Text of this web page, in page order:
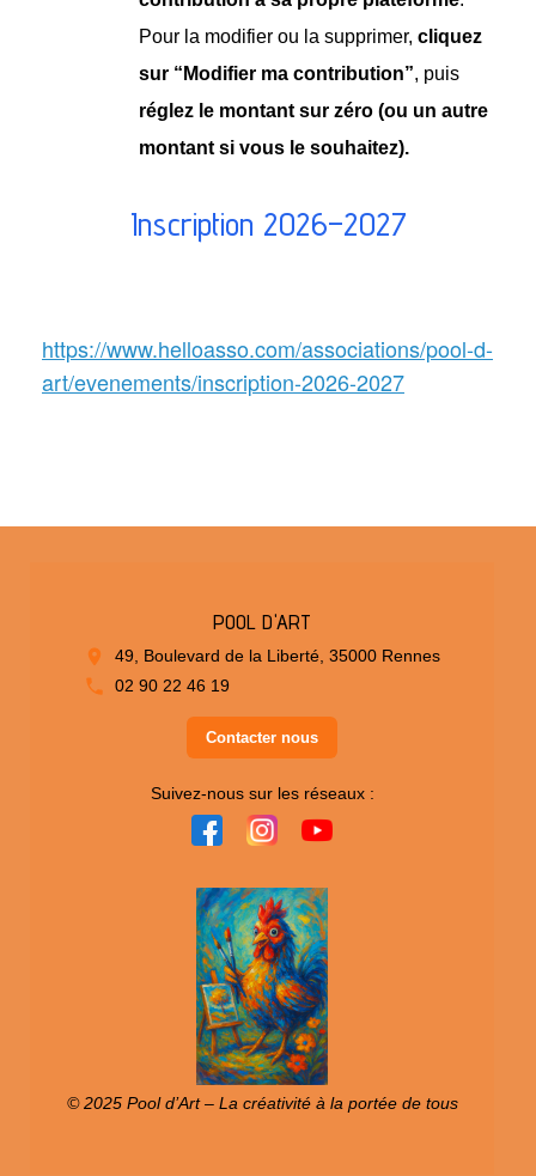
Pour la modifier ou la supprimer, cliquez
sur “Modifier ma contribution”, puis
réglez le montant sur zéro (ou un autre
montant si vous le souhaitez).
Inscription 2026–2027
https://www.helloasso.com/associations/pool-d-
art/evenements/inscription-2026-2027
POOL D'ART
49, Boulevard de la Liberté, 35000 Rennes
02 90 22 46 19
Contacter nous
Suivez-nous sur les réseaux :
© 2025 Pool d’Art – La créativité à la portée de tous